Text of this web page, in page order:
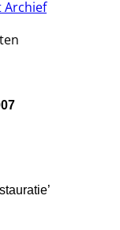
Archief